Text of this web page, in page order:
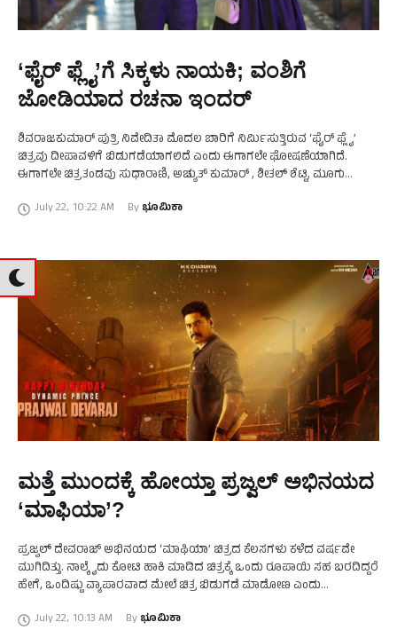
‘ಫೈರ್ ಫ್ಲೈ’ಗೆ ಸಿಕ್ಕಳು ನಾಯಕಿ; ವಂಶಿಗೆ
ಜೋಡಿಯಾದ ರಚನಾ ಇಂದರ್
ಶಿವರಾಜಕುಮಾರ್ ಪುತ್ರಿ ನಿವೇದಿತಾ ಮೊದಲ ಬಾರಿಗೆ ನಿರ್ಮಿಸುತ್ತಿರುವ ‘ಫೈರ್ ಫ್ಲೈ’
ಚಿತ್ರವು ದೀಪಾವಳಿಗೆ ಬಿಡುಗಡೆಯಾಗಲಿದೆ ಎಂದು ಈಗಾಗಲೇ ಘೋಷಣೆಯಾಗಿದೆ.
ಈಗಾಗಲೇ ಚಿತ್ರತಂಡವು ಸುಧಾರಾಣಿ, ಅಚ್ಯುತ್ ಕುಮಾರ್ , ಶೀತಲ್ ಶೆಟ್ಟಿ, ಮೂಗು
July 22, 10:22 AM By ಭೂಮಿಕಾ
ಮತ್ತೆ ಮುಂದಕ್ಕೆ ಹೋಯ್ತಾ ಪ್ರಜ್ವಲ್‍ ಅಭಿನಯದ
‘ಮಾಫಿಯಾ’?
ಪ್ರಜ್ವಲ್‍ ದೇವರಾಜ್‍ ಅಭಿನಯದ ‘ಮಾಫಿಯಾ’ ಚಿತ್ರದ ಕೆಲಸಗಳು ಕಳೆದ ವರ್ಷವೇ
ಮುಗಿದಿತ್ತು. ನಾಲ್ಕೈದು ಕೋಟಿ ಹಾಕಿ ಮಾಡಿದ ಚಿತ್ರಕ್ಕೆ ಒಂದು ರೂಪಾಯಿ ಸಹ ಬರದಿದ್ದರೆ
ಹೇಗೆ, ಒಂದಿಷ್ಟು ವ್ಯಾಪಾರವಾದ ಮೇಲೆ ಚಿತ್ರ ಬಿಡುಗಡೆ ಮಾಡೋಣ ಎಂದು
July 22, 10:13 AM By ಭೂಮಿಕಾ